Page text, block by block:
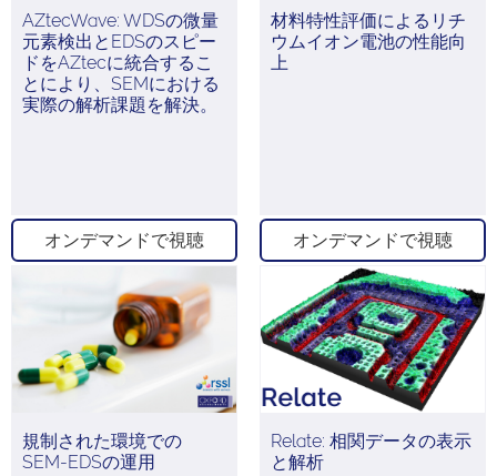
AZtecWave: WDSの微量
元素検出とEDSのスピー
ドをAZtecに統合するこ
とにより、SEMにおける
実際の解析課題を解決。
オンデマンドで視聴
材料特性評価によるリチ
ウムイオン電池の性能向
上
オンデマンドで視聴
規制された環境での
SEM-EDSの運用
Relate: 相関データの表示
と解析